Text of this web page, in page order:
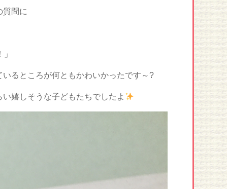
質問に
るところが何ともかわいかったです～?
嬉しそうな子どもたちでしたよ